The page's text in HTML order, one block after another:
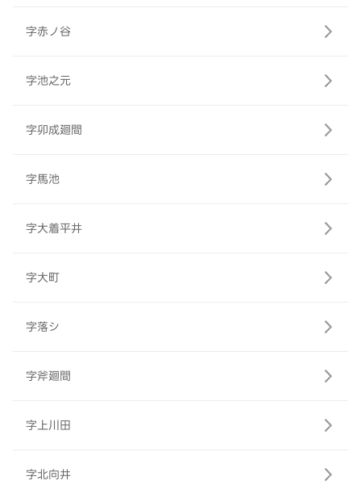
字赤ノ谷
字池之元
字卯成廻間
字馬池
字大着平井
字大町
字落シ
字斧廻間
字上川田
字北向井